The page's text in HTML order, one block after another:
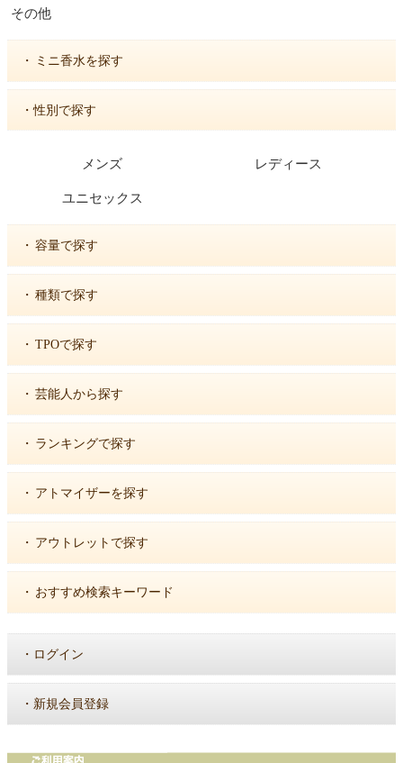
その他
・ ミニ香水を探す
・性別で探す
メンズ レディース
ユニセックス
・ 容量で探す
・ 種類で探す
・ TPOで探す
・ 芸能人から探す
・ ランキングで探す
・ アトマイザーを探す
・ アウトレットで探す
・ おすすめ検索キーワード
・ ログイン
・ 新規会員登録